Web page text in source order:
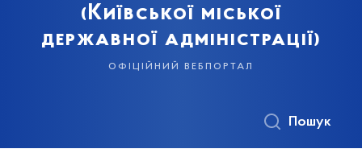
(Київської міської
державної адміністрації)
офіційний вебпортал
Пошук